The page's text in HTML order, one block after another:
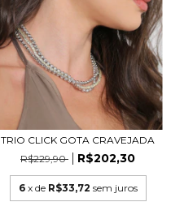
TRIO CLICK GOTA CRAVEJADA
R$229,90
R$202,30
6 x de R$33,72 sem juros